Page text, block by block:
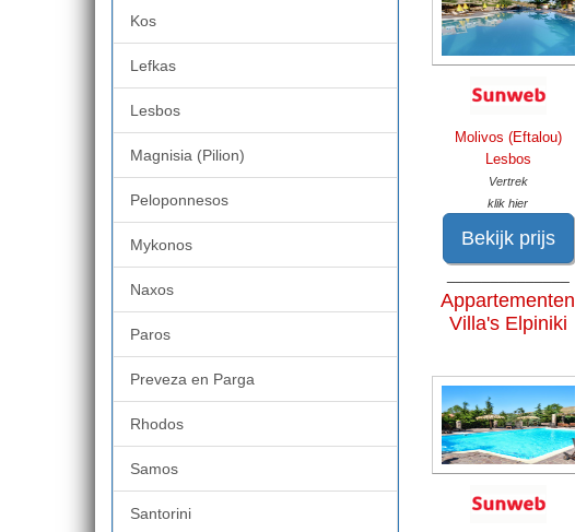
Molivos (Eftalou)
Lesbos
Vertrek
klik hier
Bekijk prijs
Appartementen
Villa's Elpiniki
Kos
Lefkas
Lesbos
Magnisia (Pilion)
Peloponnesos
Mykonos
Naxos
Paros
Preveza en Parga
Rhodos
Samos
Santorini